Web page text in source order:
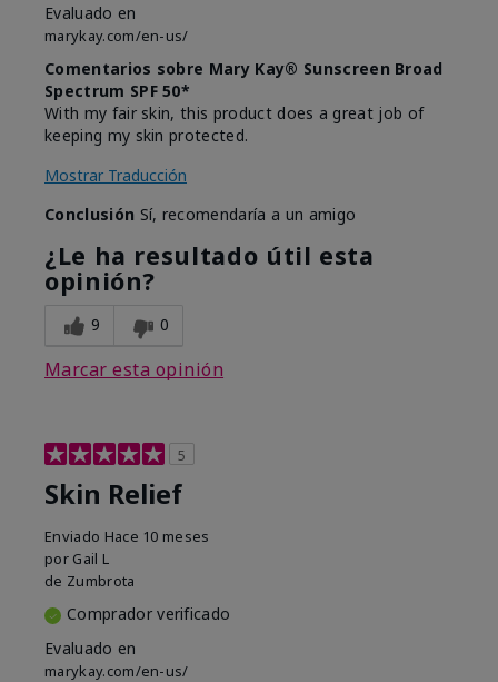
Evaluado en
marykay.com/en-us/
Comentarios sobre Mary Kay® Sunscreen Broad
Spectrum SPF 50*
With my fair skin, this product does a great job of
keeping my skin protected.
Mostrar Traducción
Conclusión Sí, recomendaría a un amigo
¿Le ha resultado útil esta
opinión?
9 0
Marcar esta opinión
5
Skin Relief
Enviado Hace 10 meses
por Gail L
de Zumbrota
Comprador verificado
Evaluado en
marykay.com/en-us/